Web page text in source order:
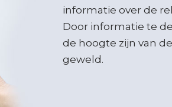
informatie over de
Door informatie te
de hoogte zijn van
geweld.